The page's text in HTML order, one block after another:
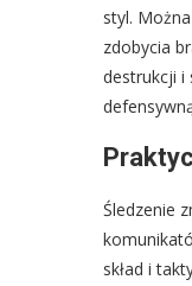
styl.
zdobycia
destrukcji i
Śledzenie
skład i